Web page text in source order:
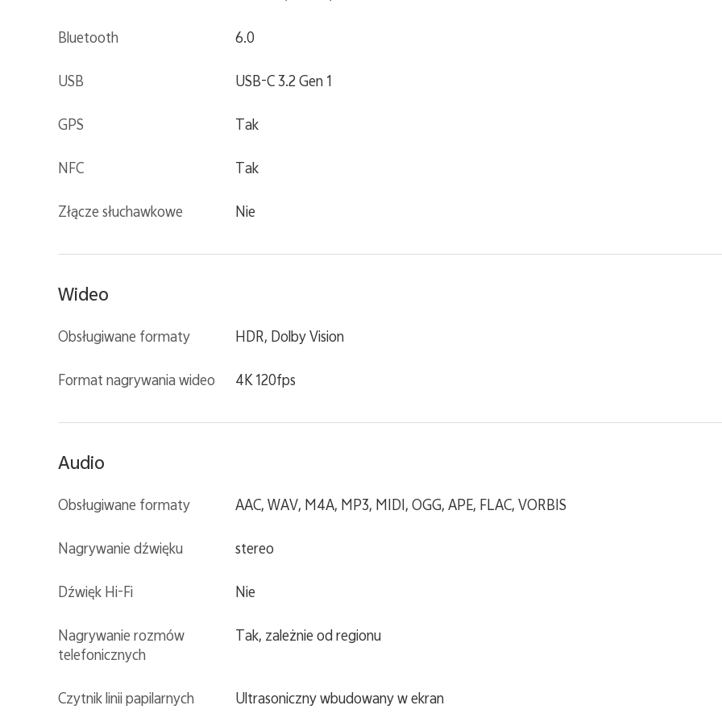
Bluetooth 6.0
USB USB-C 3.2 Gen 1
GPS Tak
NFC Tak
Złącze słuchawkowe Nie
Wideo
Obsługiwane formaty HDR, Dolby Vision
Format nagrywania wideo 4K 120fps
Audio
Obsługiwane formaty AAC, WAV, M4A, MP3, MIDI, OGG, APE, FLAC, VORBIS
Nagrywanie dźwięku stereo
Dźwięk Hi-Fi Nie
Nagrywanie rozmów
telefonicznych
Tak, zależnie od regionu
Czytnik linii papilarnych Ultrasoniczny wbudowany w ekran